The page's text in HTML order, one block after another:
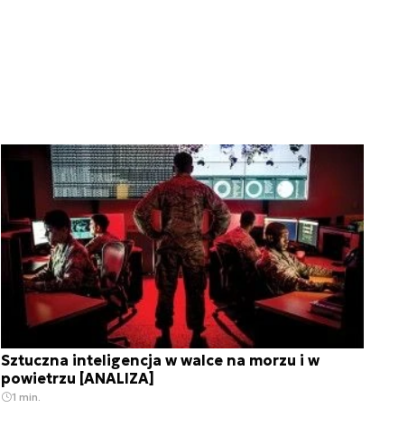
Sztuczna inteligencja w walce na morzu i w
powietrzu [ANALIZA]
1 min.